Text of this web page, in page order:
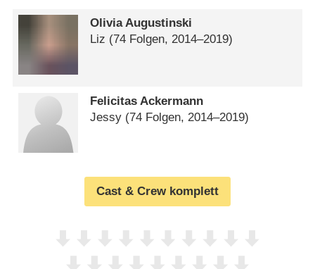
Olivia Augustinski
Liz (74 Folgen, 2014⁠–⁠2019)
Felicitas Ackermann
Jessy (74 Folgen, 2014⁠–⁠2019)
Cast & Crew komplett